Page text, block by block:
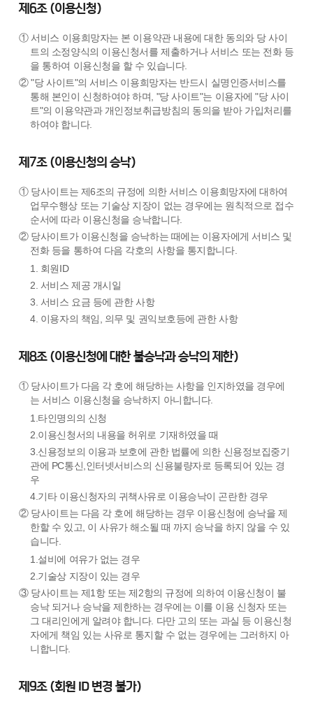
제6조 (이용신청)
① 서비스 이용희망자는 본 이용약관 내용에 대한 동의와 당 사이
트의 소정양식의 이용신청서를 제출하거나 서비스 또는 전화 등
을 통하여 이용신청을 할 수 있습니다.
② "당 사이트"의 서비스 이용희망자는 반드시 실명인증서비스를
통해 본인이 신청하여야 하며, "당 사이트"는 이용자에 "당 사이
트"의 이용약관과 개인정보취급방침의 동의을 받아 가입처리를
하여야 합니다.
제7조 (이용신청의 승낙)
① 당사이트는 제6조의 규정에 의한 서비스 이용희망자에 대하여
업무수행상 또는 기술상 지장이 없는 경우에는 원칙적으로 접수
순서에 따라 이용신청을 승낙합니다.
② 당사이트가 이용신청을 승낙하는 때에는 이용자에게 서비스 및
전화 등을 통하여 다음 각호의 사항을 통지합니다.
1. 회원ID
2. 서비스 제공 개시일
3. 서비스 요금 등에 관한 사항
4. 이용자의 책임, 의무 및 권익보호등에 관한 사항
제8조 (이용신청에 대한 불승낙과 승낙의 제한)
① 당사이트가 다음 각 호에 해당하는 사항을 인지하였을 경우에
는 서비스 이용신청을 승낙하지 아니합니다.
1.타인명의의 신청
2.이용신청서의 내용을 허위로 기재하였을 때
3.신용정보의 이용과 보호에 관한 법률에 의한 신용정보집중기
관에 PC통신,인터넷서비스의 신용불량자로 등록되어 있는 경
우
4.기타 이용신청자의 귀책사유로 이용승낙이 곤란한 경우
② 당사이트는 다음 각 호에 해당하는 경우 이용신청에 승낙을 제
한할 수 있고, 이 사유가 해소될 때 까지 승낙을 하지 않을 수 있
습니다.
1.설비에 여유가 없는 경우
2.기술상 지장이 있는 경우
③ 당사이트는 제1항 또는 제2항의 규정에 의하여 이용신청이 불
승낙 되거나 승낙을 제한하는 경우에는 이를 이용 신청자 또는
그 대리인에게 알려야 합니다. 다만 고의 또는 과실 등 이용신청
자에게 책임 있는 사유로 통지할 수 없는 경우에는 그러하지 아
니합니다.
제9조 (회원 ID 변경 불가)